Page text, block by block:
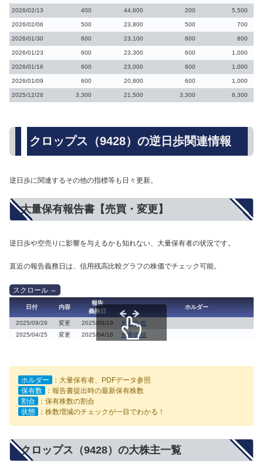
2026/02/13 400 44,600 200 5,500
2026/02/06 500 23,800 500 700
2026/01/30 600 23,100 600 800
2026/01/23 600 23,300 600 1,000
2026/01/16 600 23,000 600 1,000
2026/01/09 600 20,800 600 1,000
2025/12/26 3,300 21,500 3,300 6,300
クロップス（9428）の逆日歩関連情報
逆日歩に関連するその他の指標等も日々更新。
大量保有報告書【売買・変更】
逆日歩や空売りに影響を与えるかも知れない、大量保有者の状況です。
直近の報告義務日は、信用残高比較グラフの株価でチェック可能。
日付 内容
報告
義務日
ホルダー
2025/09/29 変更 2025/09/19
光通信 他
2025/04/25
変更 2025/04/18
光通信 他
ホルダー
：大量保有者、PDFデータ参照
保有数
：報告書提出時の最新保有株数
割合
：保有株数の割合
状態
：株数増減のチェックが一目でわかる！
クロップス（9428）の大株主一覧